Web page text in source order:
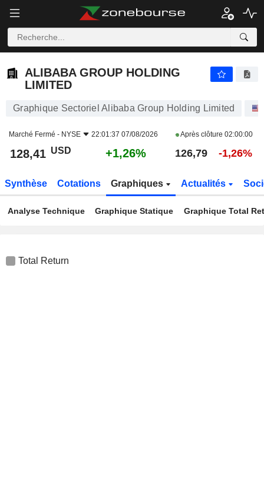
ALIBABA GROUP HOLDING
LIMITED
Graphique Sectoriel Alibaba Group Holding Limited
Marché Fermé - NYSE 22:01:37 07/08/2026 Après clôture 02:00:00
128,41 USD +1,26% 126,79 -1,26%
Synthèse Cotations Graphiques Actualités
Analyse Technique Graphique Statique Graphique Total
Total Return